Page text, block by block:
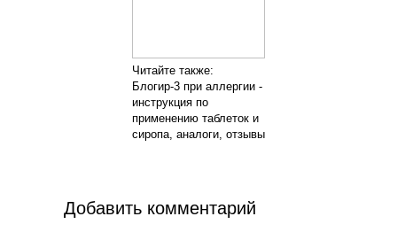
Читайте также:
Блогир-3 при аллергии -
инструкция по
применению таблеток и
сиропа, аналоги, отзывы
Добавить комментарий